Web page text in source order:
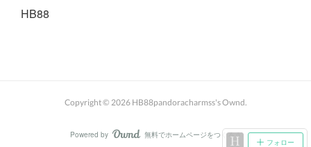
HB88
フォロー
Copyright © 2026 HB88pandoracharmss's Ownd.
Powered by AmebaOwnd
無料でホームページをつくろう